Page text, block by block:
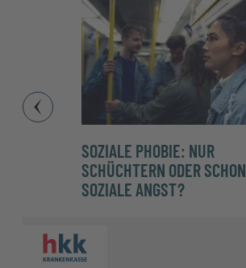
SOZIALE PHOBIE: NUR
SCHÜCHTERN ODER SCHON
SOZIALE ANGST?